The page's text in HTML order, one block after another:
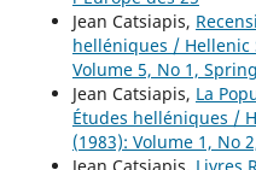
Jean Catsiapis,
helléniques / Hellenic
Volume 5, No 1,
Jean Catsiapis, La
Études helléniques /
(1983): Volume 1, No